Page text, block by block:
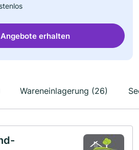
erhalten
Wareneinlagerung (26)